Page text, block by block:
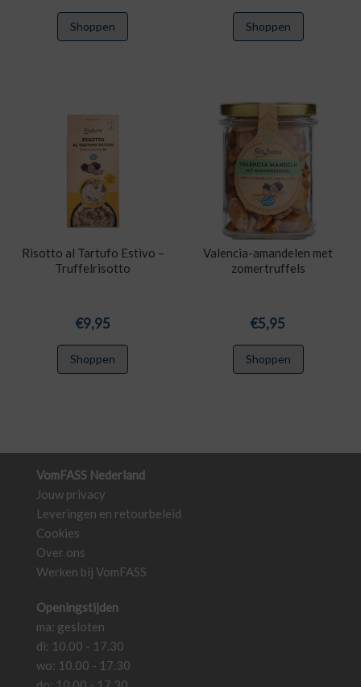
Shoppen Shoppen
Risotto al Tartufo Estivo –
Truffelrisotto
€9,95
Shoppen
Valencia-amandelen met
zomertruffels
€5,95
Shoppen
VomFASS Nederland
Jouw privacy
Leveringen en retourbeleid
Cookies
Over ons
Werken bij VomFASS
Openingstijden
ma: gesloten
di: 10.00 - 17.30
wo: 10.00 - 17.30